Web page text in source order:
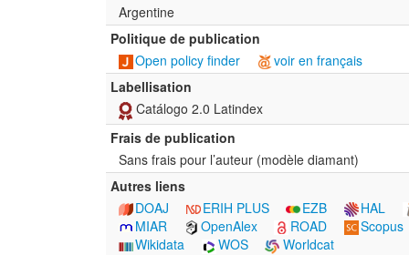
Argentine
Politique de publication
Open policy finder
voir en français
Labellisation
Catálogo 2.0 Latindex
Frais de publication
Sans frais pour l’auteur (modèle diamant)
Autres liens
DOAJ
ERIH PLUS EZB
HAL
MIAR
OpenAlex ROAD
Scopus
Wikidata
WOS Worldcat